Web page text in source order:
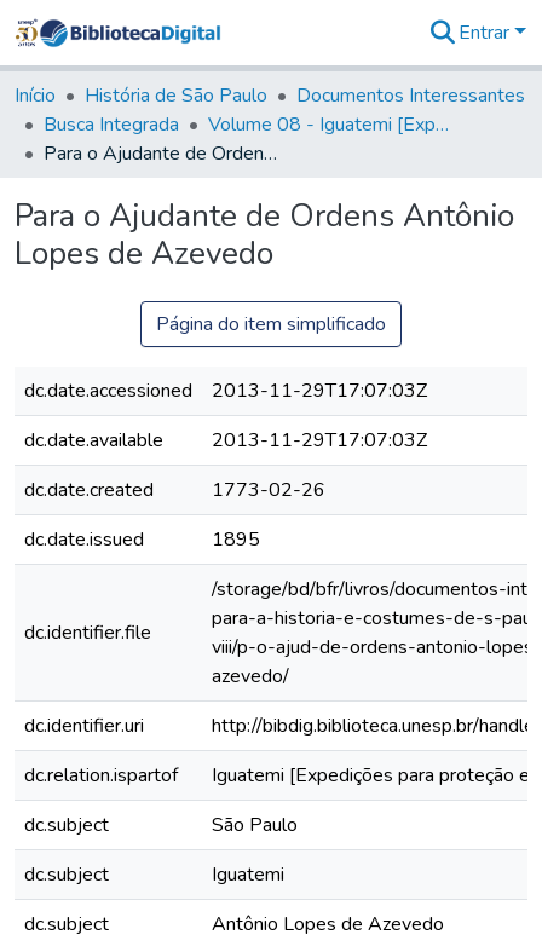
&
Coleções
Tudo na
Biblioteca
Estatísticas
Entrar
Início História de São Paulo
Documentos Interessantes
Busca Integrada
Volume 08 - Iguatemi [Expedições para proteção e sustento]
Para o Ajudante de Ordens Antônio Lopes de Azevedo
Para o Ajudante de Ordens Antônio
Lopes de Azevedo
Página do item simplificado
dc.date.accessioned
2013-11-29T17:07:03Z
dc.date.available
2013-11-29T17:07:03Z
dc.date.created
1773-02-26
dc.date.issued
1895
dc.identifier.file
/storage/bd/bfr/livros/documentos-
para-a-historia-e-costumes-de-s-
viii/p-o-ajud-de-ordens-antonio-
azevedo/
dc.identifier.uri
http://bibdig.biblioteca.unesp.br/
dc.relation.ispartof
Iguatemi [Expedições para proteção e
dc.subject
São Paulo
dc.subject
Iguatemi
dc.subject
Antônio Lopes de Azevedo